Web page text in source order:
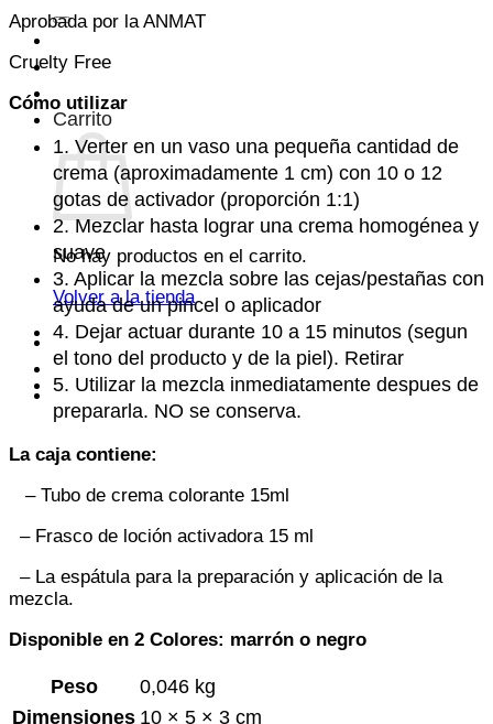
por:
Carrito
No hay productos en el carrito.
Volver a la tienda
Aprobada por la ANMAT
Cruelty Free
Cómo utilizar
1. Verter en un vaso una pequeña cantidad de
crema (aproximadamente 1 cm) con 10 o 12
gotas de activador (proporción 1:1)
2. Mezclar hasta lograr una crema homogénea y
suave
3. Aplicar la mezcla sobre las cejas/pestañas con
ayuda de un pincel o aplicador
4. Dejar actuar durante 10 a 15 minutos (segun
el tono del producto y de la piel). Retirar
5. Utilizar la mezcla inmediatamente despues de
prepararla. NO se conserva.
La caja contiene:
– Tubo de crema colorante 15ml
– Frasco de loción activadora 15 ml
– La espátula para la preparación y aplicación de la
mezcla.
Disponible en 2 Colores: marrón o negro
Peso
0,046 kg
Dimensiones 10 × 5 × 3 cm